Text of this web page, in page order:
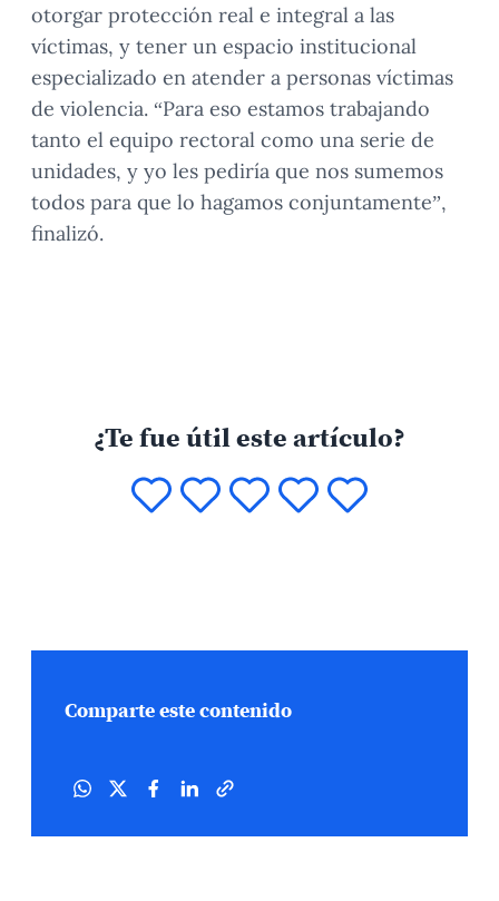
otorgar protección real e integral a las
víctimas, y tener un espacio institucional
especializado en atender a personas víctimas
de violencia. “Para eso estamos trabajando
tanto el equipo rectoral como una serie de
unidades, y yo les pediría que nos sumemos
todos para que lo hagamos conjuntamente”,
finalizó.
¿Te fue útil este artículo?
Comparte este contenido